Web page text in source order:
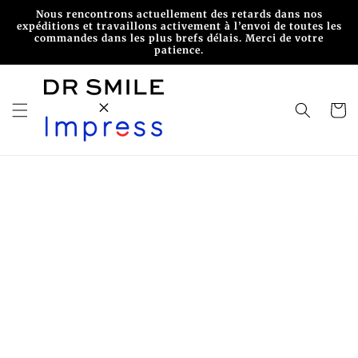
passer
au
contenu
Nous rencontrons actuellement des retards dans nos
expéditions et travaillons activement à l’envoi de toutes les
commandes dans les plus brefs délais. Merci de votre
patience.
Panier